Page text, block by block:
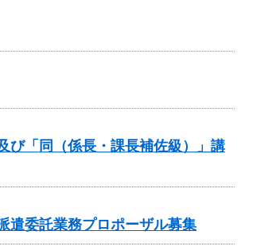
び「同（係長・課長補佐級）」講
遣委託業務プロポーザル募集